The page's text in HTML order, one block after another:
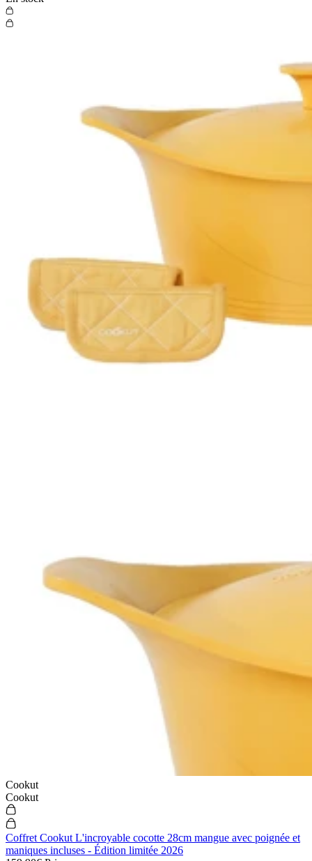
Cookut
Cookut
Coffret Cookut L'incroyable cocotte 28cm mangue avec poignée et
maniques incluses - Édition limitée 2026